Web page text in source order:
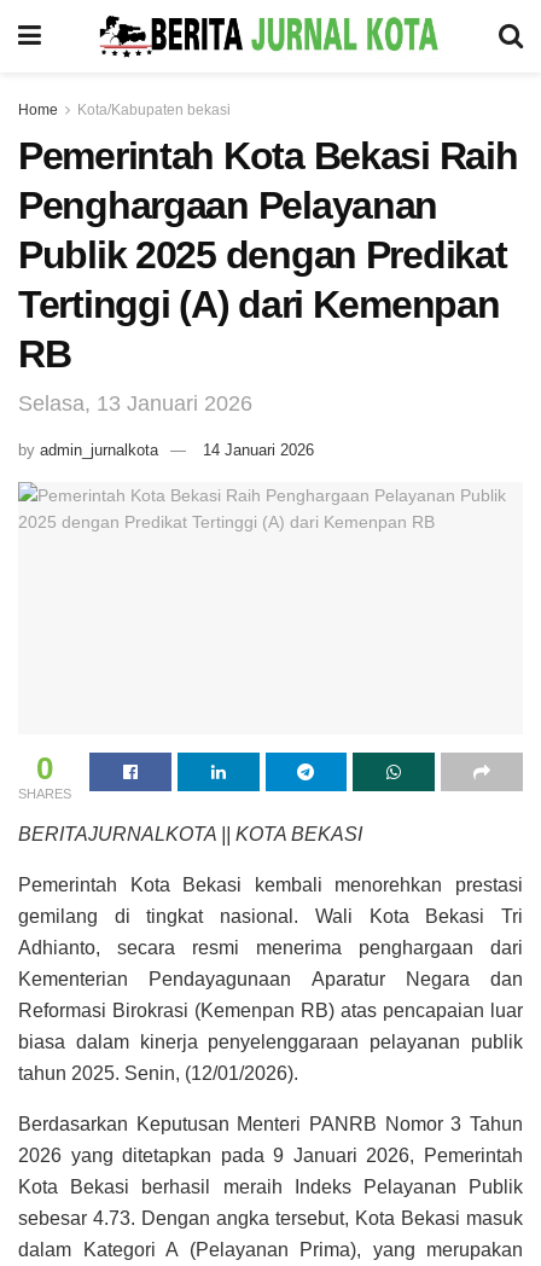
Home Kota/Kabupaten bekasi
Pemerintah Kota Bekasi Raih
Penghargaan Pelayanan
Publik 2025 dengan Predikat
Tertinggi (A) dari Kemenpan
RB
Selasa, 13 Januari 2026
by admin_jurnalkota 14 Januari 2026
0
SHARES
BERITAJURNALKOTA || KOTA BEKASI
Pemerintah Kota Bekasi kembali menorehkan prestasi
gemilang di tingkat nasional. Wali Kota Bekasi Tri
Adhianto, secara resmi menerima penghargaan dari
Kementerian Pendayagunaan Aparatur Negara dan
Reformasi Birokrasi (Kemenpan RB) atas pencapaian luar
biasa dalam kinerja penyelenggaraan pelayanan publik
tahun 2025. Senin, (12/01/2026).
Berdasarkan Keputusan Menteri PANRB Nomor 3 Tahun
2026 yang ditetapkan pada 9 Januari 2026, Pemerintah
Kota Bekasi berhasil meraih Indeks Pelayanan Publik
sebesar 4.73. Dengan angka tersebut, Kota Bekasi masuk
dalam Kategori A (Pelayanan Prima), yang merupakan